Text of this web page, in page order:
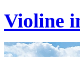
Violine